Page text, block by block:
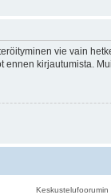
vie vain
kirjautumista.
Keskustelufoorumin